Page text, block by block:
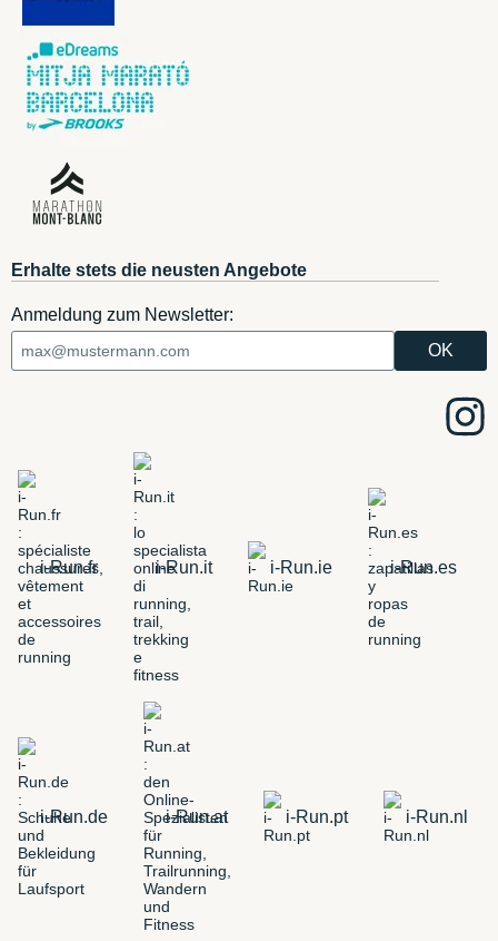
Erhalte stets die neusten Angebote
Anmeldung zum Newsletter:
i-Run.fr i-Run.it i-Run.ie i-Run.es
i-Run.de i-Run.at i-Run.pt i-Run.nl